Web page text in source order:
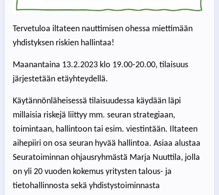
Tervetuloa iltateen nauttimisen ohessa miettimään
yhdistyksen riskien hallintaa!
Maanantaina 13.2.2023 klo 19.00-20.00, tilaisuus
järjestetään etäyhteydellä.
Käytännönläheisessä tilaisuudessa käydään läpi
millaisia riskejä liittyy mm. seuran strategiaan,
toimintaan, hallintoon tai esim. viestintään. Iltateen
aihepiiri on osa seuran hyvää hallintoa. Asiaa alustaa
Seuratoiminnan ohjausryhmästä Marja Nuuttila, jolla
on yli 20 vuoden kokemus yritysten talous- ja
tietohallinnosta sekä yhdistystoiminnasta